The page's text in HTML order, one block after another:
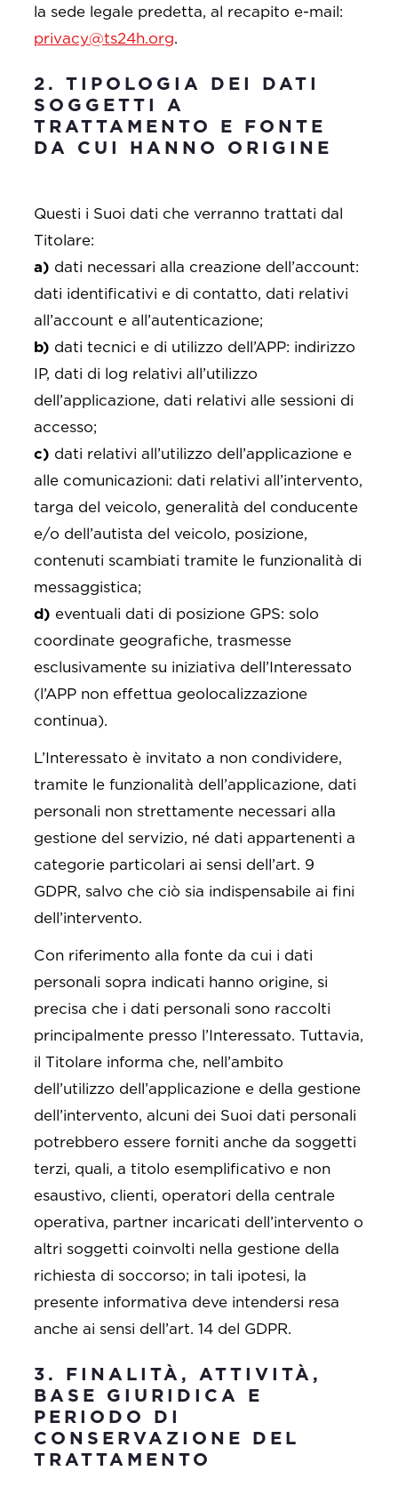
la sede legale predetta, al recapito e-mail:
privacy@ts24h.org.
2. TIPOLOGIA DEI DATI
SOGGETTI A
TRATTAMENTO E FONTE
DA CUI HANNO ORIGINE
Questi i Suoi dati che verranno trattati dal
Titolare:
a) dati necessari alla creazione dell’account:
dati identificativi e di contatto, dati relativi
all’account e all’autenticazione;
b) dati tecnici e di utilizzo dell’APP: indirizzo
IP, dati di log relativi all’utilizzo
dell’applicazione, dati relativi alle sessioni di
accesso;
c) dati relativi all’utilizzo dell’applicazione e
alle comunicazioni: dati relativi all’intervento,
targa del veicolo, generalità del conducente
e/o dell’autista del veicolo, posizione,
contenuti scambiati tramite le funzionalità di
messaggistica;
d) eventuali dati di posizione GPS: solo
coordinate geografiche, trasmesse
esclusivamente su iniziativa dell’Interessato
(l’APP non effettua geolocalizzazione
continua).
L’Interessato è invitato a non condividere,
tramite le funzionalità dell’applicazione, dati
personali non strettamente necessari alla
gestione del servizio, né dati appartenenti a
categorie particolari ai sensi dell’art. 9
GDPR, salvo che ciò sia indispensabile ai fini
dell’intervento.
Con riferimento alla fonte da cui i dati
personali sopra indicati hanno origine, si
precisa che i dati personali sono raccolti
principalmente presso l’Interessato. Tuttavia,
il Titolare informa che, nell’ambito
dell’utilizzo dell’applicazione e della gestione
dell’intervento, alcuni dei Suoi dati personali
potrebbero essere forniti anche da soggetti
terzi, quali, a titolo esemplificativo e non
esaustivo, clienti, operatori della centrale
operativa, partner incaricati dell’intervento o
altri soggetti coinvolti nella gestione della
richiesta di soccorso; in tali ipotesi, la
presente informativa deve intendersi resa
anche ai sensi dell’art. 14 del GDPR.
3. FINALITÀ, ATTIVITÀ,
BASE GIURIDICA E
PERIODO DI
CONSERVAZIONE DEL
TRATTAMENTO